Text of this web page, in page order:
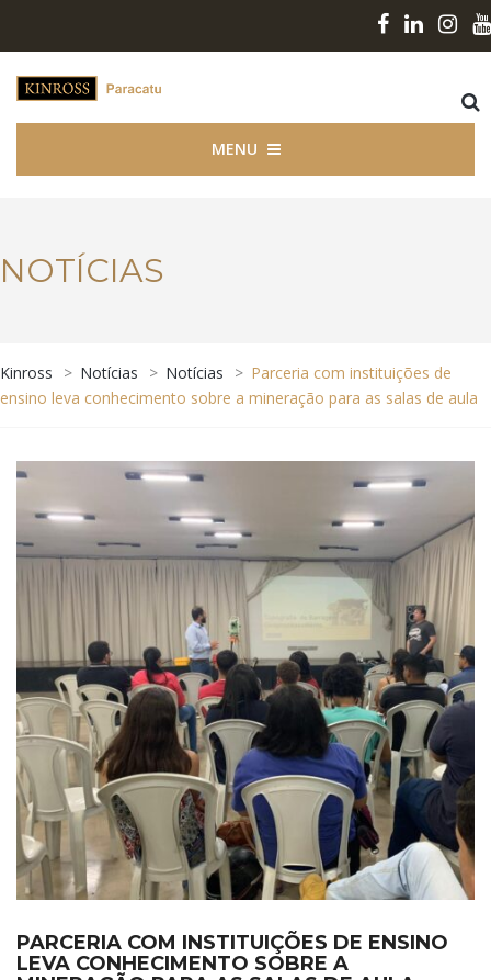
MENU
NOTÍCIAS
Kinross > Notícias > Notícias > Parceria com instituições de
ensino leva conhecimento sobre a mineração para as salas de aula
PARCERIA COM INSTITUIÇÕES DE ENSINO
LEVA CONHECIMENTO SOBRE A